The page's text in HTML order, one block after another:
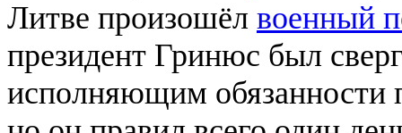
Литве произошёл военный
президент Гринюс был
исполняющим обязанности